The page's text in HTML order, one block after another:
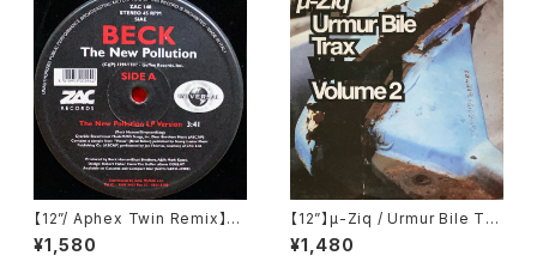
【12”/ Aphex Twin Remix】B
eck / The New Pollution (Z
ac Records) (ZAC 148)
¥1,580
【12”】µ-Ziq / Urmur Bile Tra
x Volume 2 (Planet Mu) (PL
UTT2)
¥1,480